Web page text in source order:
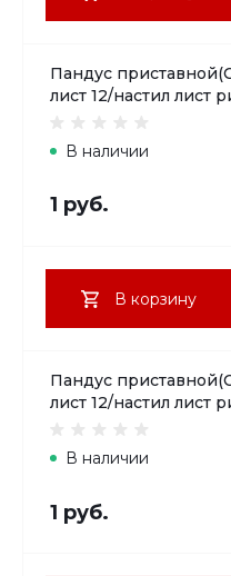
Пандус
лист 12/настил лист
В наличии
1 руб.
В корзину
Пандус
лист 12/настил лист
В наличии
1 руб.